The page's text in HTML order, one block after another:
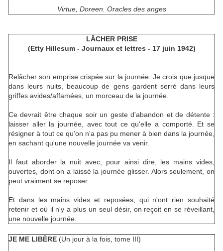
Virtue, Doreen. Oracles des anges
LÂCHER PRISE
(Etty Hillesum - Journaux et lettres - 17 juin 1942)
Relâcher son emprise crispée sur la journée. Je crois que jusque
dans leurs nuits, beaucoup de gens gardent serré dans leurs
griffes avides/affamées, un morceau de la journée.
Ce devrait être chaque soir un geste d'abandon et de détente :
laisser aller la journée, avec tout ce qu'elle a comporté. Et se
résigner à tout ce qu'on n'a pas pu mener à bien dans la journée,
en sachant qu'une nouvelle journée va venir.
Il faut aborder la nuit avec, pour ainsi dire, les mains vides,
ouvertes, dont on a laissé la journée glisser. Alors seulement, on
peut vraiment se reposer.
Et dans les mains vides et reposées, qui n'ont rien souhaité
retenir et où il n'y a plus un seul désir, on reçoit en se réveillant,
une nouvelle journée.
JE ME LIBÈRE (Un jour à la fois, tome III)